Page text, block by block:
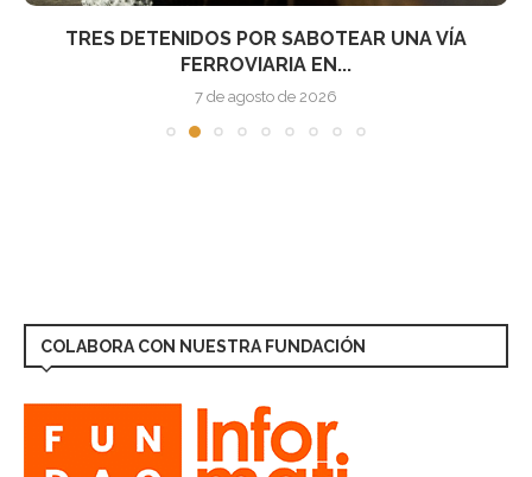
TRES DETENIDOS POR SABOTEAR UNA VÍA
FERROVIARIA EN...
7 de agosto de 2026
COLABORA CON NUESTRA FUNDACIÓN